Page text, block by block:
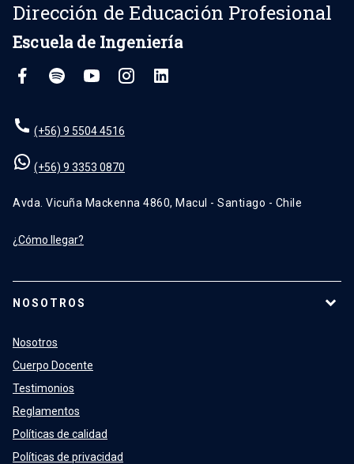
Dirección de Educación Profesional
Escuela de Ingeniería
(+56) 9 5504 4516
(+56) 9 3353 0870
Avda. Vicuña Mackenna 4860, Macul - Santiago - Chile
¿Cómo llegar?
NOSOTROS
Nosotros
Cuerpo Docente
Testimonios
Reglamentos
Políticas de calidad
Políticas de privacidad